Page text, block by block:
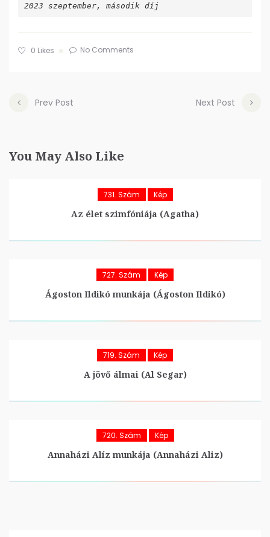
2023 szeptember, második díj
0 Likes No Comments
Prev Post Next Post
You May Also Like
731. Szám Kép
Az élet szimfóniája (Agatha)
727. Szám Kép
Ágoston Ildikó munkája (Ágoston Ildikó)
719. Szám Kép
A jövő álmai (Al Segar)
720. Szám Kép
Annaházi Alíz munkája (Annaházi Aliz)